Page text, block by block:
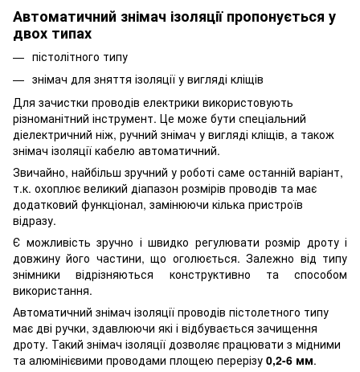
Автоматичний знімач ізоляції пропонується у
двох типах
пістолітного типу
знімач для зняття ізоляції у вигляді кліщів
Для зачистки проводів електрики використовують
різноманітний інструмент. Це може бути спеціальний
діелектричний ніж, ручний знімач у вигляді кліщів, а також
знімач ізоляції кабелю автоматичний.
Звичайно, найбільш зручний у роботі саме останній варіант,
т.к. охоплює великий діапазон розмірів проводів та має
додатковий функціонал, замінюючи кілька пристроїв
відразу.
Є можливість зручно і швидко регулювати розмір дроту і
довжину його частини, що оголюється. Залежно від типу
знімники відрізняються конструктивно та способом
використання.
Автоматичний знімач ізоляції проводів пістолетного типу
має дві ручки, здавлюючи які і відбувається зачищення
дроту. Такий знімач ізоляції дозволяє працювати з мідними
та алюмінієвими проводами площею перерізу 0,2-6 мм.